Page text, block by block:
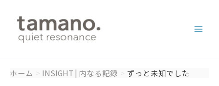
ホーム INSIGHT | 内なる記録 ずっと未知でした